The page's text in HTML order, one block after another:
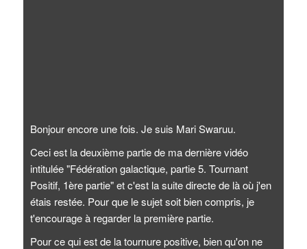
Bonjour encore une fois. Je suis Mari Swaruu.
Ceci est la deuxième partie de ma dernière vidéo
intitulée "Fédération galactique, partie 5. Tournant
Positif, 1ère partie" et c'est la suite directe de là où j'en
étais restée. Pour que le sujet soit bien compris, je
t'encourage à regarder la première partie.
Pour ce qui est de la tournure positive, bien qu'on ne